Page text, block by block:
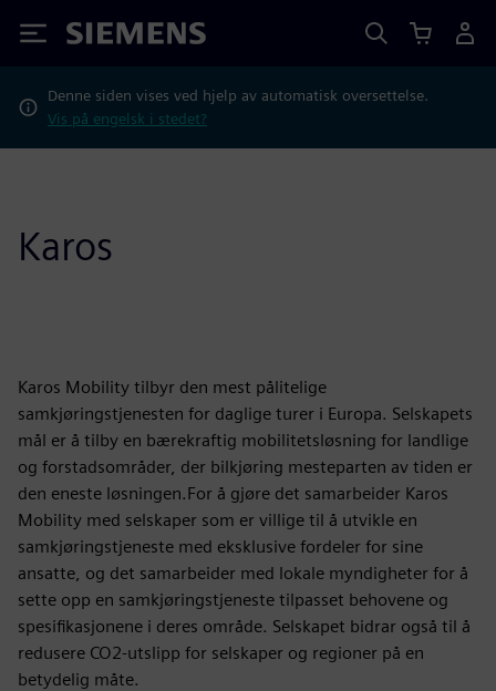
Siemens
Denne siden vises ved hjelp av automatisk oversettelse.
Vis på engelsk i stedet?
Karos
Karos Mobility tilbyr den mest pålitelige
samkjøringstjenesten for daglige turer i Europa. Selskapets
mål er å tilby en bærekraftig mobilitetsløsning for landlige
og forstadsområder, der bilkjøring mesteparten av tiden er
den eneste løsningen.For å gjøre det samarbeider Karos
Mobility med selskaper som er villige til å utvikle en
samkjøringstjeneste med eksklusive fordeler for sine
ansatte, og det samarbeider med lokale myndigheter for å
sette opp en samkjøringstjeneste tilpasset behovene og
spesifikasjonene i deres område. Selskapet bidrar også til å
redusere CO2-utslipp for selskaper og regioner på en
betydelig måte.